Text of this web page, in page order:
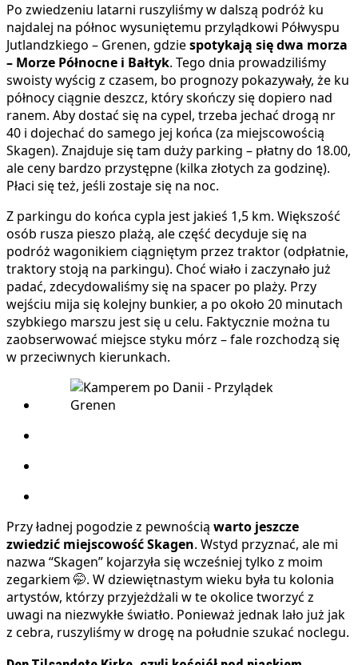
Po zwiedzeniu latarni ruszyliśmy w dalszą podróż ku
najdalej na północ wysuniętemu przylądkowi Półwyspu
Jutlandzkiego – Grenen, gdziespotykają się dwa morza
– Morze Północne i Bałtyk. Tego dnia prowadziliśmy
swoisty wyścig z czasem, bo prognozy pokazywały, że ku
północy ciągnie deszcz, który skończy się dopiero nad
ranem. Aby dostać się na cypel, trzeba jechać drogą nr
40 i dojechać do samego jej końca (za miejscowością
Skagen). Znajduje się tam duży parking – płatny do 18.00,
ale ceny bardzo przystępne (kilka złotych za godzinę).
Płaci się też, jeśli zostaje się na noc.
Z parkingu do końca cypla jest jakieś 1,5 km. Większość
osób rusza pieszo plażą, ale część decyduje się na
podróż wagonikiem ciągniętym przez traktor (odpłatnie,
traktory stoją na parkingu). Choć wiało i zaczynało już
padać, zdecydowaliśmy się na spacer po plaży. Przy
wejściu mija się kolejny bunkier, a po około 20 minutach
szybkiego marszu jest się u celu. Faktycznie można tu
zaobserwować miejsce styku mórz – fale rozchodzą się
w przeciwnych kierunkach.
Przy ładnej pogodzie z pewnością warto jeszcze
zwiedzić miejscowość Skagen. Wstyd przyznać, ale mi
nazwa “Skagen” kojarzyła się wcześniej tylko z moim
zegarkiem 🤭. W dziewiętnastym wieku była tu kolonia
artystów, którzy przyjeżdżali w te okolice tworzyć z
uwagi na niezwykłe światło. Ponieważ jednak lało już jak
z cebra, ruszyliśmy w drogę na południe szukać noclegu.